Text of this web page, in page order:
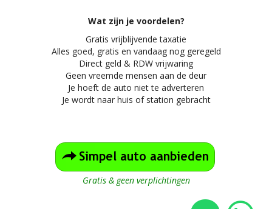
Wat zijn je voordelen?
Gratis vrijblijvende taxatie
Alles goed, gratis en vandaag nog geregeld
Direct geld & RDW vrijwaring
Geen vreemde mensen aan de deur
Je hoeft de auto niet te adverteren
Je wordt naar huis of station gebracht
Gratis & geen verplichtingen